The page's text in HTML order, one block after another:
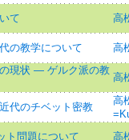
て 高
の教学について
高
現状 ― ゲルク派の教
高
代のチベット密教
高
ト問題について
高